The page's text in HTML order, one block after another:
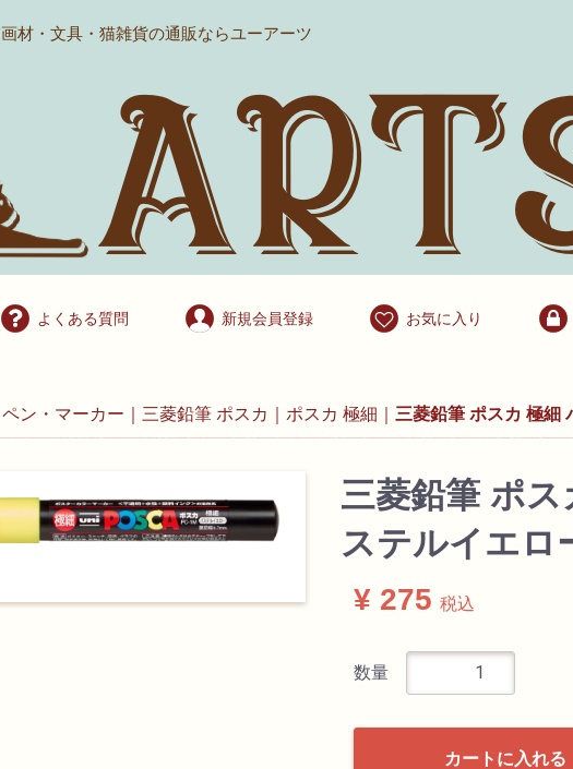
画材・文具・猫雑貨の通販ならユーアーツ
よくある質問 新規会員登録 お気に入り
ペン・マーカー 三菱鉛筆 ポスカ ポスカ 極細 三菱鉛筆 ポスカ 極細
三菱鉛筆 ポ
ステルイエロ
¥ 275 税込
数量
カートに入れる